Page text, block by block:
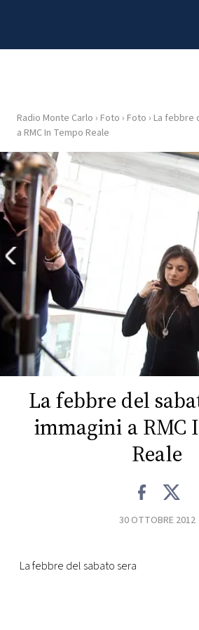
HOME
RADIO
WEB
RADIO
PLAYLIST
NEWS
FOTO
EVENTI
DI
Radio Monte Carlo › Foto › Foto › La febbre
a RMC In Tempo Reale
La febbre del
immagini a RMC
Reale
30 OTTOBRE 2012
La febbre del sabato sera